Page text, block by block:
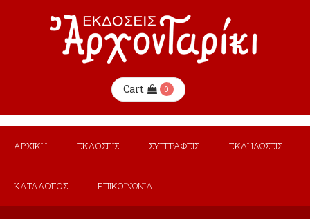
Cart 0
ΑΡΧΙΚΗ ΕΚΔΟΣΕΙΣ ΣΥΓΓΡΑΦΕΙΣ ΕΚΔΗΛΩΣΕΙΣ
ΚΑΤΑΛΟΓΟΣ ΕΠΙΚΟΙΝΩΝΙΑ